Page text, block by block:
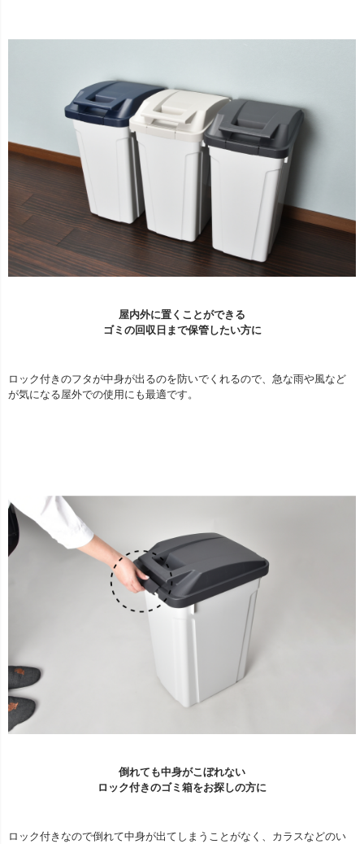
屋内外に置くことができる
ゴミの回収日まで保管したい方に
ロック付きのフタが中身が出るのを防いでくれるので、急な雨や風など
が気になる屋外での使用にも最適です。
倒れても中身がこぼれない
ロック付きのゴミ箱をお探しの方に
ロック付きなので倒れて中身が出てしまうことがなく、カラスなどのい